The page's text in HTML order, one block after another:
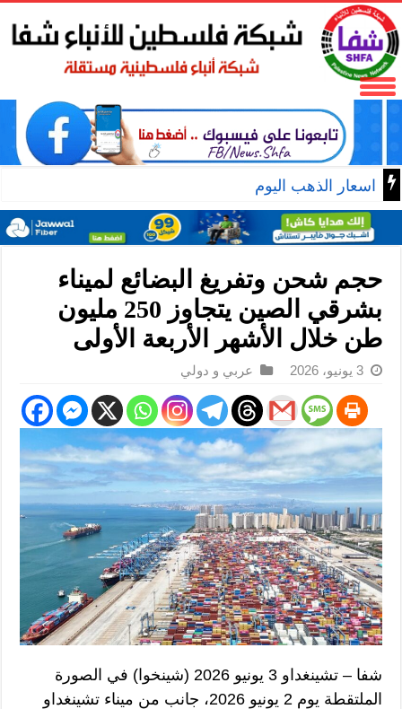
اسعار الذهب اليوم
حجم شحن وتفريغ البضائع لميناء
بشرقي الصين يتجاوز 250 مليون
طن خلال الأشهر الأربعة الأولى
3 يونيو، 2026 عربي و دولي
شفا – تشينغداو 3 يونيو 2026 (شينخوا) في الصورة
الملتقطة يوم 2 يونيو 2026، جانب من ميناء تشينغداو